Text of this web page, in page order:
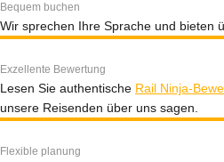
Bequem buchen
Wir sprechen Ihre Sprache und bieten
Exzellente Bewertung
Lesen Sie authentische Rail Ninja-
unsere Reisenden über uns sagen.
Flexible planung